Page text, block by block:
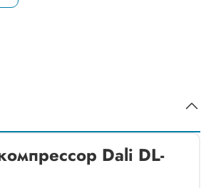
Dali DL-